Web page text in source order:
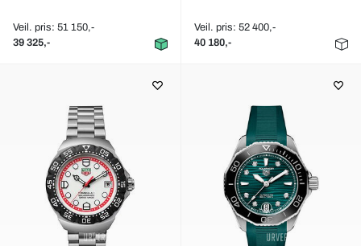
Veil. pris: 51 150,-
39 325,-
Veil. pris: 52 400,-
40 180,-